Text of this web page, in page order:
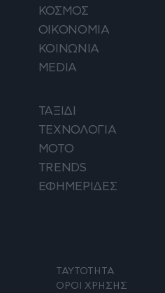
ΚΟΣΜΟΣ
ΟΙΚΟΝΟΜΙΑ
ΚΟΙΝΩΝΙΑ
MEDIA
ΤΑΞΙΔΙ
ΤΕΧΝΟΛΟΓΙΑ
ΜΟΤΟ
TRENDS
ΕΦΗΜΕΡΙΔΕΣ
ΤΑΥΤΟΤΗΤΑ
ΟΡΟΙ ΧΡΗΣΗΣ